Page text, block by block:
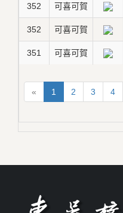
352 可喜可賀
352 可喜可賀
351 可喜可賀
« 1 2 3 4